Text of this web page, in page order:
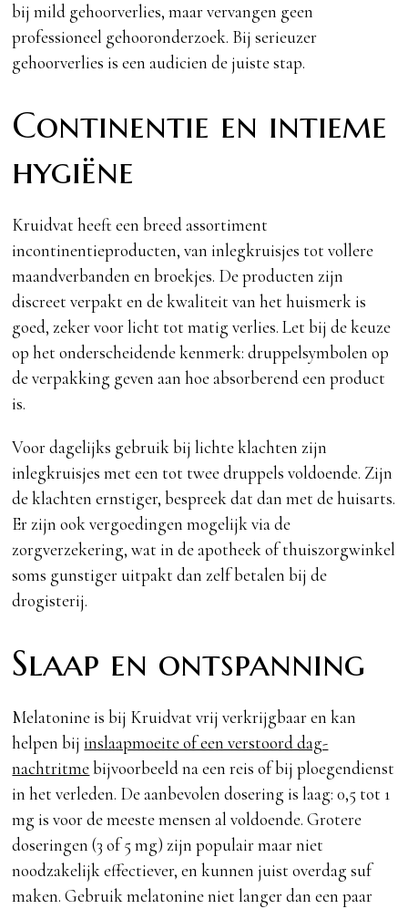
bij mild gehoorverlies, maar vervangen geen
professioneel gehooronderzoek. Bij serieuzer
gehoorverlies is een audicien de juiste stap.
Continentie en intieme
hygiëne
Kruidvat heeft een breed assortiment
incontinentieproducten, van inlegkruisjes tot vollere
maandverbanden en broekjes. De producten zijn
discreet verpakt en de kwaliteit van het huismerk is
goed, zeker voor licht tot matig verlies. Let bij de keuze
op het onderscheidende kenmerk: druppelsymbolen op
de verpakking geven aan hoe absorberend een product
is.
Voor dagelijks gebruik bij lichte klachten zijn
inlegkruisjes met een tot twee druppels voldoende. Zijn
de klachten ernstiger, bespreek dat dan met de huisarts.
Er zijn ook vergoedingen mogelijk via de
zorgverzekering, wat in de apotheek of thuiszorgwinkel
soms gunstiger uitpakt dan zelf betalen bij de
drogisterij.
Slaap en ontspanning
Melatonine is bij Kruidvat vrij verkrijgbaar en kan
helpen bijinslaapmoeite of een verstoord dag-
nachtritmebijvoorbeeld na een reis of bij ploegendienst
in het verleden. De aanbevolen dosering is laag: 0,5 tot 1
mg is voor de meeste mensen al voldoende. Grotere
doseringen (3 of 5 mg) zijn populair maar niet
noodzakelijk effectiever, en kunnen juist overdag suf
maken. Gebruik melatonine niet langer dan een paar